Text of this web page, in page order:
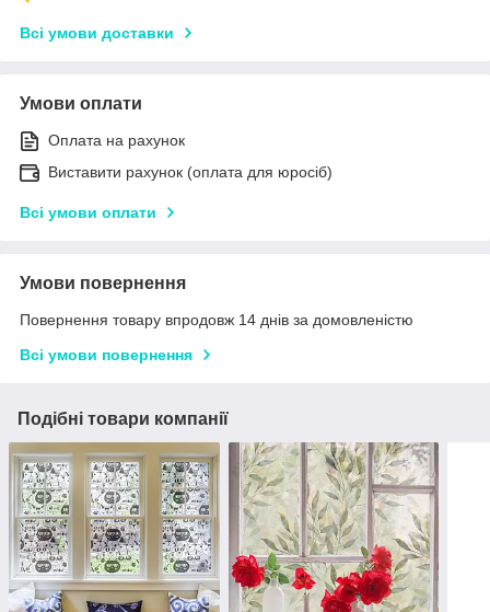
Всі умови доставки
Умови оплати
Оплата на рахунок
Виставити рахунок (оплата для юросіб)
Всі умови оплати
Умови повернення
Повернення товару впродовж 14 днів за домовленістю
Всі умови повернення
Подібні товари компанії